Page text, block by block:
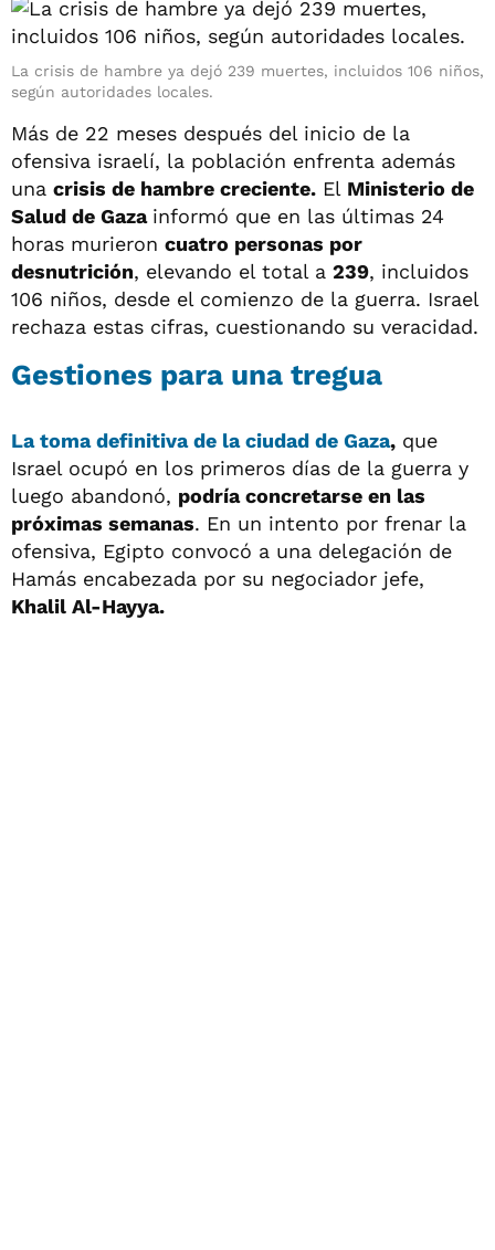
La crisis de hambre ya dejó 239 muertes, incluidos 106 niños,
según autoridades locales.
Más de 22 meses después del inicio de la
ofensiva israelí, la población enfrenta además
una crisis de hambre creciente. El Ministerio de
Salud de Gaza informó que en las últimas 24
horas murieron cuatro personas por
desnutrición, elevando el total a 239, incluidos
106 niños, desde el comienzo de la guerra. Israel
rechaza estas cifras, cuestionando su veracidad.
Gestiones para una tregua
La toma definitiva de la ciudad de Gaza, que
Israel ocupó en los primeros días de la guerra y
luego abandonó, podría concretarse en las
próximas semanas. En un intento por frenar la
ofensiva, Egipto convocó a una delegación de
Hamás encabezada por su negociador jefe,
Khalil Al-Hayya.